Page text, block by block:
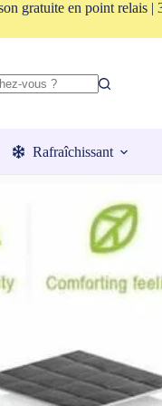
gratuite en point relais |
Rafraîchissant